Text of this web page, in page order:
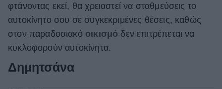
φτάνοντας εκεί, θα χρειαστεί να σταθμεύσεις το
αυτοκίνητο σου σε συγκεκριμένες θέσεις, καθώς
στον παραδοσιακό οικισμό δεν επιτρέπεται να
κυκλοφορούν αυτοκίνητα.
Δημητσάνα